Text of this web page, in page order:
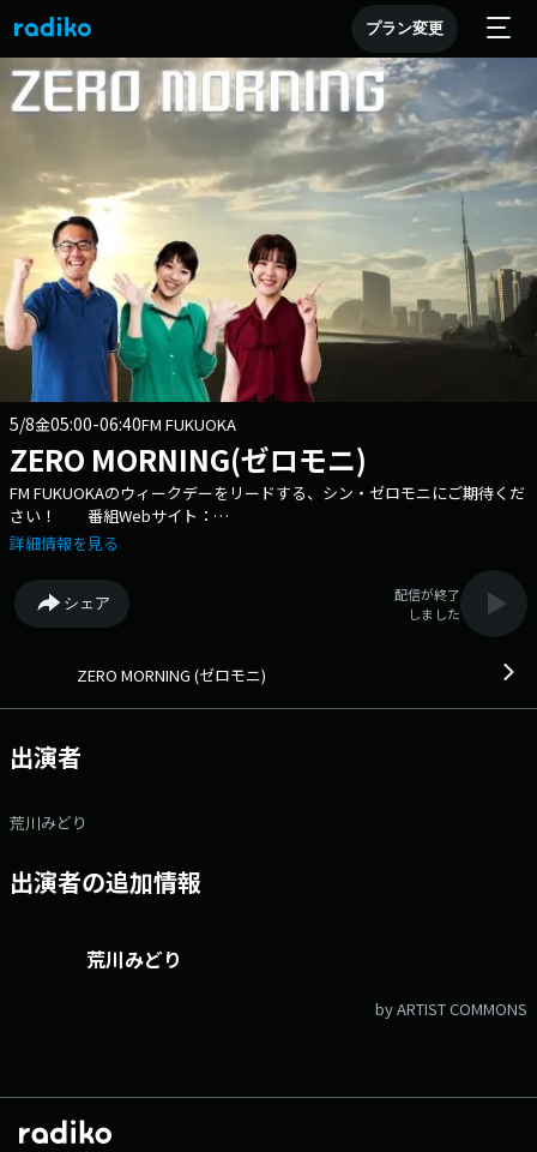
プラン変更
5/8金05:00-06:40FM FUKUOKA
ZERO MORNING(ゼロモニ)
FM FUKUOKAのウィークデーをリードする、シン・ゼロモニにご期待くだ
さい！ 番組Webサイト：
https://fmfukuoka.co.jp/program/zero_moni/ メールアドレス：
https://fmfukuoka.co.jp/message/?program_id=159 Xハッシュタグ
は「#ゼロモニ」 Xアカウントは「@FMZEROMONI」
詳細情報を見る
シェア
配信が終了
しました
ZERO MORNING (ゼロモニ)
出演者
荒川みどり
出演者の追加情報
荒川みどり
by ARTIST COMMONS